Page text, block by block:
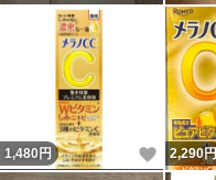
1,480 円 いい
2,290円